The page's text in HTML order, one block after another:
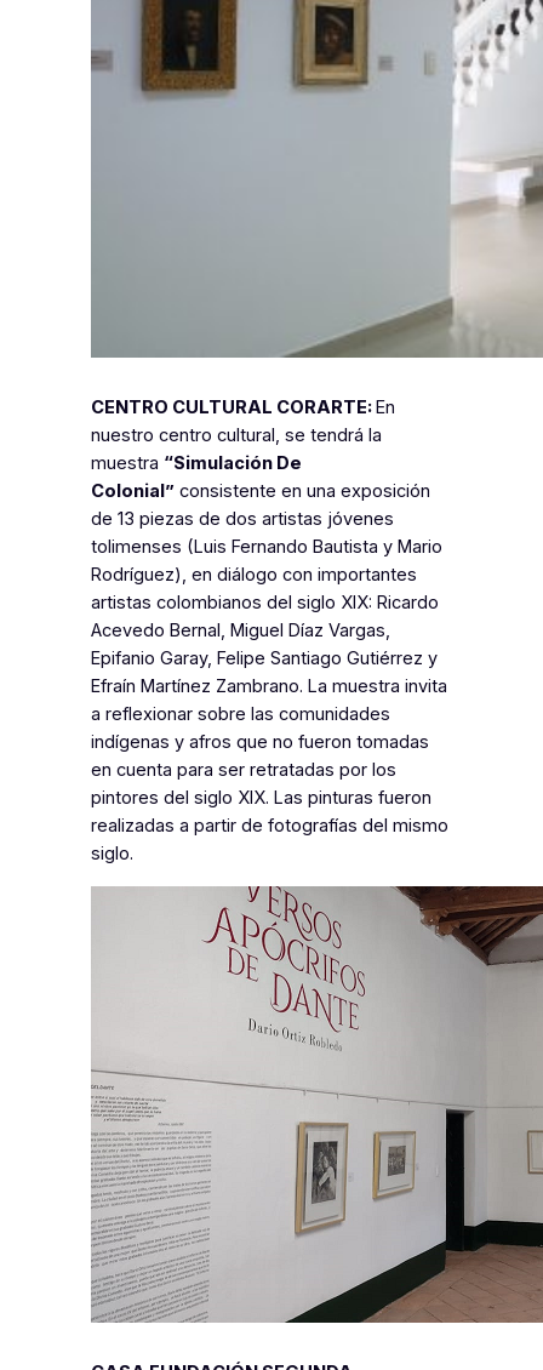
CENTRO CULTURAL CORARTE: En
nuestro centro cultural, se tendrá la
muestra “Simulación De
Colonial” consistente en una exposición
de 13 piezas de dos artistas jóvenes
tolimenses (Luis Fernando Bautista y Mario
Rodríguez), en diálogo con importantes
artistas colombianos del siglo XIX: Ricardo
Acevedo Bernal, Miguel Díaz Vargas,
Epifanio Garay, Felipe Santiago Gutiérrez y
Efraín Martínez Zambrano. La muestra invita
a reflexionar sobre las comunidades
indígenas y afros que no fueron tomadas
en cuenta para ser retratadas por los
pintores del siglo XIX. Las pinturas fueron
realizadas a partir de fotografías del mismo
siglo.